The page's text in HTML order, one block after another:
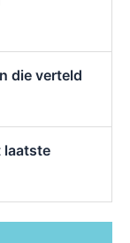
die verteld
laatste